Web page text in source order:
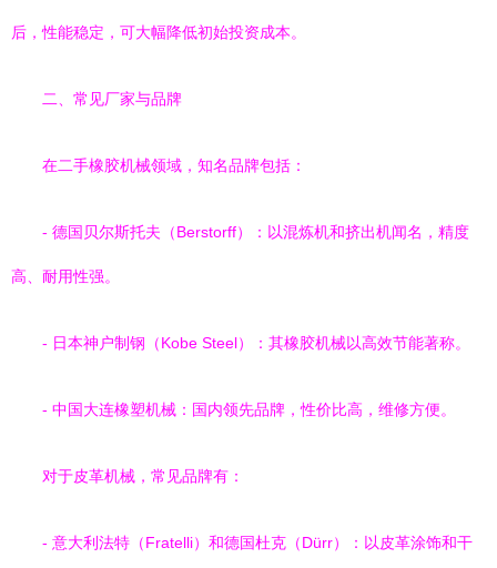
后，性能稳定，可大幅降低初始投资成本。
二、常见厂家与品牌
在二手橡胶机械领域，知名品牌包括：
- 德国贝尔斯托夫（Berstorff）：以混炼机和挤出机闻名，精度
高、耐用性强。
- 日本神户制钢（Kobe Steel）：其橡胶机械以高效节能著称。
- 中国大连橡塑机械：国内领先品牌，性价比高，维修方便。
对于皮革机械，常见品牌有：
- 意大利法特（Fratelli）和德国杜克（Dürr）：以皮革涂饰和干